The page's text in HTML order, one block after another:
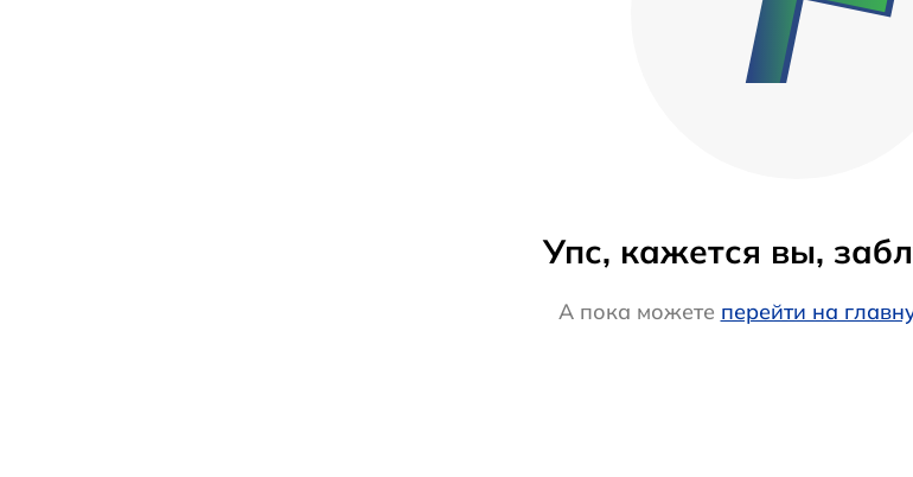
Упс, кажется вы,
А пока можете перейти на